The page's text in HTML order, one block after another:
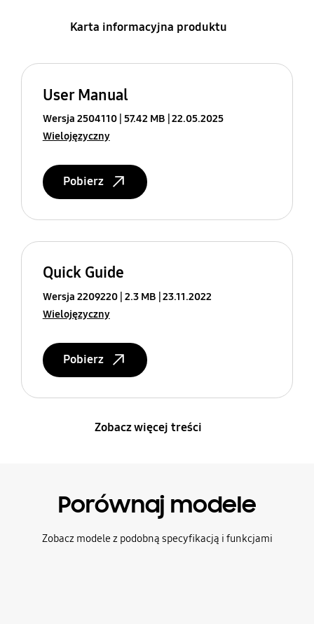
Karta informacyjna produktu
User Manual
Wersja 2504110 57.42 MB 22.05.2025
Wielojęzyczny
Pobierz
Quick Guide
Wersja 2209220 2.3 MB 23.11.2022
Wielojęzyczny
Pobierz
Zobacz więcej treści
Porównaj modele
Zobacz modele z podobną specyfikacją i funkcjami